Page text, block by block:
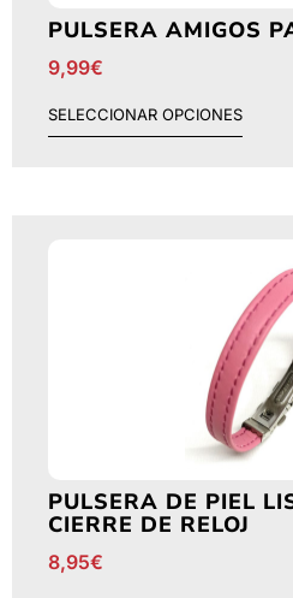
PULSERA AMIGOS
9,99€
SELECCIONAR OPCIONES
PULSERA DE PIEL
CIERRE DE RELOJ
8,95€